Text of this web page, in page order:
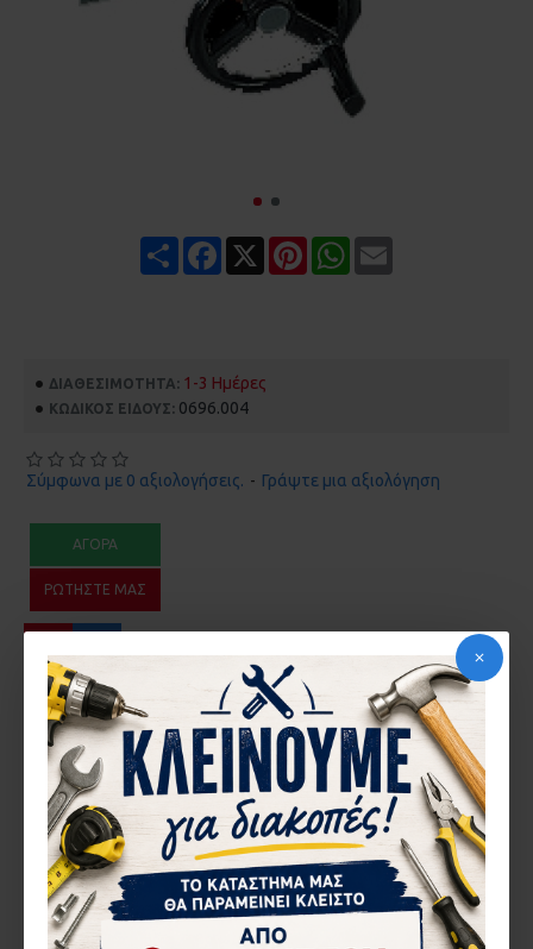
Share Facebook PinterestWhatsApp
ΔΙΑΘΕΣΙΜΌΤΗΤΑ: 1-3 Ημέρες
ΚΩΔΙΚΌΣ ΕΊΔΟΥΣ: 0696.004
Σύμφωνα με 0 αξιολογήσεις. - Γράψτε μια αξιολόγηση
ΑΓΟΡΆ
ΡΩΤΉΣΤΕ ΜΑΣ
ΠΕΡΙΓΡΑ΄ΦΉ
ΡΑΟΥΛΙΕΡΑ ΟΔΗΓΟΣ
ΧΕΙΡΟΚΙΝΗΤΗ ΜΗΧΑΝIKH 3m
HERMIS XM3
ΑΞΙΟΛΟΓΉΣΕΙΣ